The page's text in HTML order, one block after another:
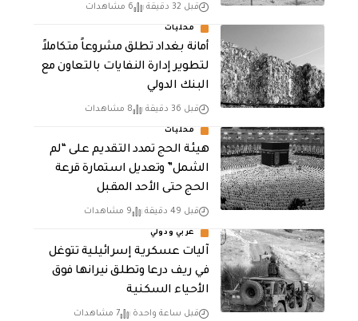
قبل 32 دقيقة 6 مشاهدات
محليات
أمانة بغداد تطلق مشروعاً متكاملاً
لتطوير إدارة النفايات بالتعاون مع
البنك الدولي
قبل 36 دقيقة 8 مشاهدات
محليات
هيئة الحج تمدد التقديم على “لم
الشمل” وتعديل استمارة قرعة
الحج حتى الأحد المقبل
قبل 49 دقيقة 9 مشاهدات
عربي ودولي
آليات عسكرية إسرائيلية تتوغل
في ريف درعا وتطلق نيرانها فوق
الأحياء السكنية
قبل ساعة واحدة 7 مشاهدات